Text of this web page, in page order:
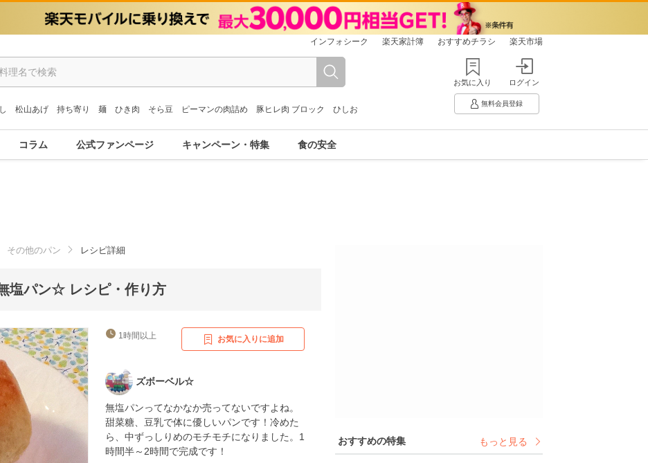
インフォシーク 楽天家計簿 おすすめチラシ 楽天市場
松山あげ 持ち寄り 麺 ひき肉 そら豆 ピーマンの肉詰め 豚ヒレ肉 ブロック ひしお
お気に入り ログイン
無料会員登録
コラム 公式ファンページ キャンペーン・特集 食の安全
その他のパン レシピ詳細
塩パン☆ レシピ・作り方
1時間以上 お気に入りに追加
ズボーベル☆
無塩パンってなかなか売ってないですよね。
甜菜糖、豆乳で体に優しいパンです！冷めた
ら、中ずっしりめのモチモチになりました。1
時間半～2時間で完成です！
おすすめの特集 もっと見る